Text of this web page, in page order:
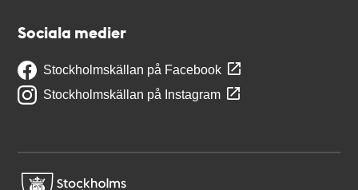
Sociala medier
Stockholmskällan på Facebook
Stockholmskällan på Instagram